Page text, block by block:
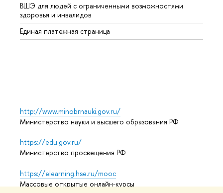
ВШЭ для людей с ограниченными возможностями
здоровья и инвалидов
Единая платежная страница
http://www.minobrnauki.gov.ru/
Министерство науки и высшего образования РФ
https://edu.gov.ru/
Министерство просвещения РФ
https://elearning.hse.ru/mooc
Массовые открытые онлайн-курсы